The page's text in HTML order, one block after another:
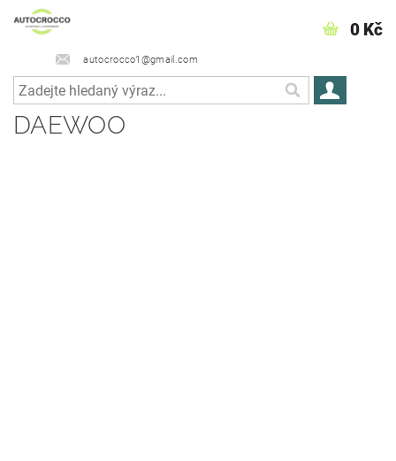
autocrocco1@gmail.com
0 Kč
DAEWOO